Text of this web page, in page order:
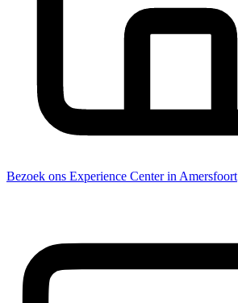
Bezoek ons Experience Center in Amersfoort